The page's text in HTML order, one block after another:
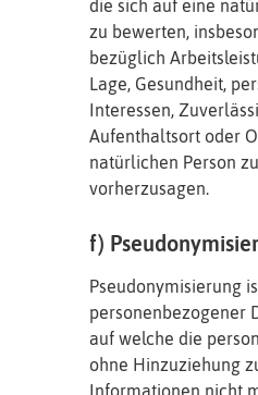
die sich auf eine
zu bewerten,
bezüglich
Lage, Gesundheit,
Interessen,
Aufenthaltsort oder
natürlichen Person
vorherzusagen.
f)
Pseudonymisierung
personenbezogener
auf welche die
ohne Hinzuziehung
Informationen nicht